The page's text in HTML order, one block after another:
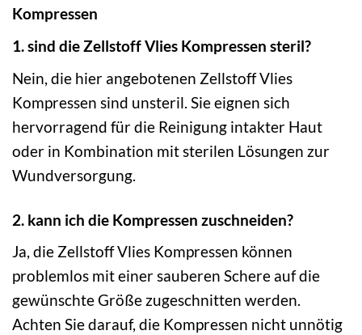
Kompressen
1. sind die Zellstoff Vlies Kompressen steril?
Nein, die hier angebotenen Zellstoff Vlies
Kompressen sind unsteril. Sie eignen sich
hervorragend für die Reinigung intakter Haut
oder in Kombination mit sterilen Lösungen zur
Wundversorgung.
2. kann ich die Kompressen zuschneiden?
Ja, die Zellstoff Vlies Kompressen können
problemlos mit einer sauberen Schere auf die
gewünschte Größe zugeschnitten werden.
Achten Sie darauf, die Kompressen nicht unnötig